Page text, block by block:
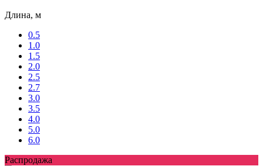
Длина, м
0.5
1.0
1.5
2.0
2.5
2.7
3.0
3.5
4.0
5.0
6.0
Распродажа